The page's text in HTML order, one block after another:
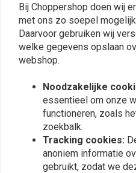
Kleur:
Materiaal:
Windbestendige
technologie
Rain Defender® - duurzame
Twee zakken voor de
Met fleece gevoerd
Licht losse pasvorm met
bewegingsvrijheid
Lees meer
Reviews
Bij Choppershop doen wij
met ons zo soepel
Daarvoor gebruiken wij
welke gegevens opslaan
webshop.
Noodzakelijke
essentieel om onze
functioneren, zoals
zoekbalk.
Tracking cookies:
anoniem informatie
gebruikt, zodat we